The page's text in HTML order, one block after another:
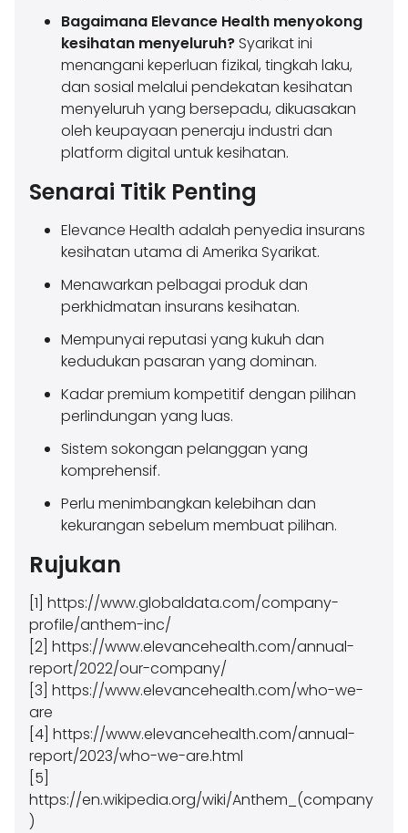
Bagaimana Elevance Health menyokong
kesihatan menyeluruh? Syarikat ini
menangani keperluan fizikal, tingkah laku,
dan sosial melalui pendekatan kesihatan
menyeluruh yang bersepadu, dikuasakan
oleh keupayaan peneraju industri dan
platform digital untuk kesihatan.
Senarai Titik Penting
Elevance Health adalah penyedia insurans
kesihatan utama di Amerika Syarikat.
Menawarkan pelbagai produk dan
perkhidmatan insurans kesihatan.
Mempunyai reputasi yang kukuh dan
kedudukan pasaran yang dominan.
Kadar premium kompetitif dengan pilihan
perlindungan yang luas.
Sistem sokongan pelanggan yang
komprehensif.
Perlu menimbangkan kelebihan dan
kekurangan sebelum membuat pilihan.
Rujukan
[1] https://www.globaldata.com/company-
profile/anthem-inc/
[2] https://www.elevancehealth.com/annual-
report/2022/our-company/
[3] https://www.elevancehealth.com/who-we-
are
[4] https://www.elevancehealth.com/annual-
report/2023/who-we-are.html
[5]
https://en.wikipedia.org/wiki/Anthem_(company
)